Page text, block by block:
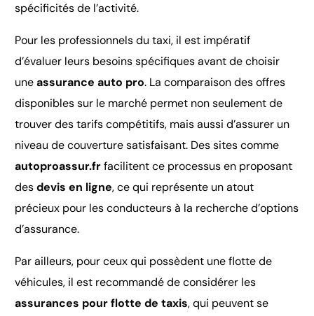
spécificités de l’activité.
Pour les professionnels du taxi, il est impératif
d’évaluer leurs besoins spécifiques avant de choisir
uneassurance auto pro. La comparaison des offres
disponibles sur le marché permet non seulement de
trouver des tarifs compétitifs, mais aussi d’assurer un
niveau de couverture satisfaisant. Des sites comme
autoproassur.frfacilitent ce processus en proposant
desdevis en ligne, ce qui représente un atout
précieux pour les conducteurs à la recherche d’options
d’assurance.
Par ailleurs, pour ceux qui possèdent une flotte de
véhicules, il est recommandé de considérer les
assurances pour flotte de taxis, qui peuvent se